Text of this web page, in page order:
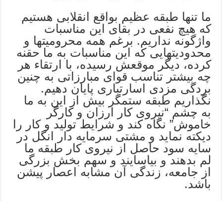
ما تنها طبقه عظیم بواقع انقلابی هستیم
که هیچ نفعی در بقای این مناسبات
واژگونه نداریم. برغم همه محرومیتها و
محدودیتهایی که این مناسبات به ما حقنه
کرده، دیگر موقعش رسیده، با ارتقاء هر
چه بیشتر تناسب قوای مبارزاتی به چنین
بردگی مزدی اسارتباری پایان دهیم.
نگذاریم طبقه ستمگر بیش از این به ما
به چشم “نیروی کار ارزان و کارگر
خاموش” نگاه کند و شرایط تولید و کار را
دیکته نماید و مشتی سرمایه دار انگل در
سایه سود حاصل از نیروی کار طبقه ما
لم بدهند و بیاسایند و سهم بخش بزرگی
از جامعه، زندگی آن مشابه اعصار پیشن
باشد.